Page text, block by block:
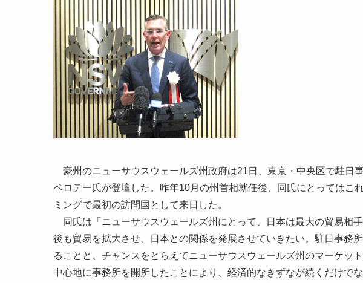
豪州のニューサウスウェールズ州政府は21日、東京・中央区で駐日
ペロテー氏が登壇した。昨年10月の州首相就任後、同氏にとってはこ
ミングで最初の訪問国として来日した。
同氏は「ニューサウスウェールズ州にとって、日本は最大の貿易相
後も貿易を拡大させ、日本との関係を発展させていきたい。駐日事務
ることと、チャンスをとらえてニューサウスウェールズ州のマーケッ
中心地に事務所を開所したことにより、経済的なきずなが続くだけで